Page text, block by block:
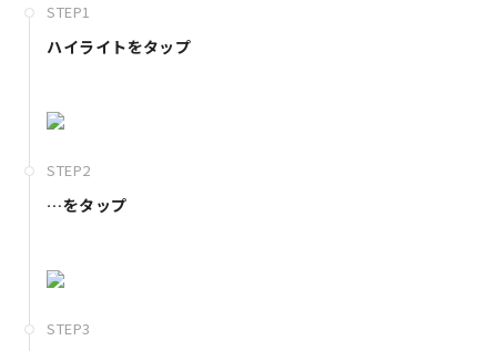
STEP1
ハイライトをタップ
STEP2
…をタップ
STEP3